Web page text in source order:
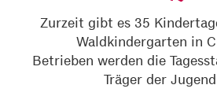
Zurzeit gibt es 35
Waldkindergarten in
Betrieben werden die
Träger der